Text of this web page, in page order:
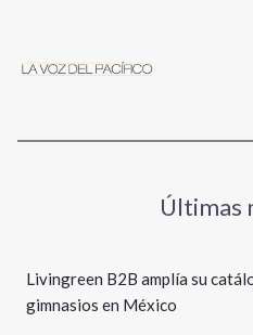
Últimas
Livingreen B2B amplía su
gimnasios en México